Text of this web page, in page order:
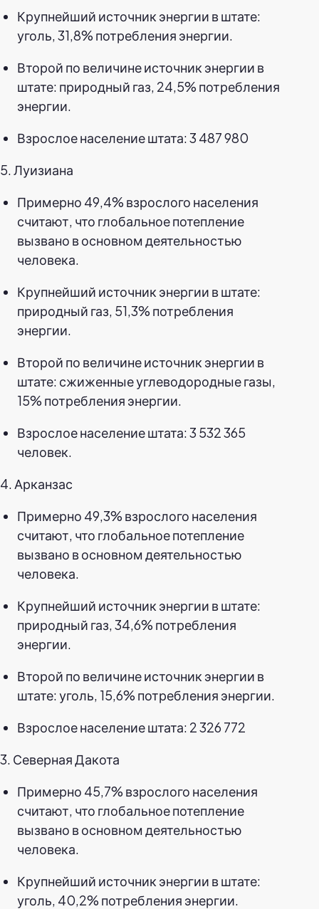
Крупнейший источник энергии в штате:
уголь, 31,8% потребления энергии.
Второй по величине источник энергии в
штате: природный газ, 24,5% потребления
энергии.
Взрослое население штата: 3 487 980
5. Луизиана
Примерно 49,4% взрослого населения
считают, что глобальное потепление
вызвано в основном деятельностью
человека.
Крупнейший источник энергии в штате:
природный газ, 51,3% потребления
энергии.
Второй по величине источник энергии в
штате: сжиженные углеводородные газы,
15% потребления энергии.
Взрослое население штата: 3 532 365
человек.
4. Арканзас
Примерно 49,3% взрослого населения
считают, что глобальное потепление
вызвано в основном деятельностью
человека.
Крупнейший источник энергии в штате:
природный газ, 34,6% потребления
энергии.
Второй по величине источник энергии в
штате: уголь, 15,6% потребления энергии.
Взрослое население штата: 2 326 772
3. Северная Дакота
Примерно 45,7% взрослого населения
считают, что глобальное потепление
вызвано в основном деятельностью
человека.
Крупнейший источник энергии в штате:
уголь, 40,2% потребления энергии.